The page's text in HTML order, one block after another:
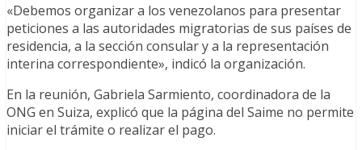
«Debemos organizar a los venezolanos para presentar
peticiones a las autoridades migratorias de sus países de
residencia, a la sección consular y a la representación
interina correspondiente», indicó la organización.
En la reunión, Gabriela Sarmiento, coordinadora de la
ONG en Suiza, explicó que la página del Saime no permite
iniciar el trámite o realizar el pago.